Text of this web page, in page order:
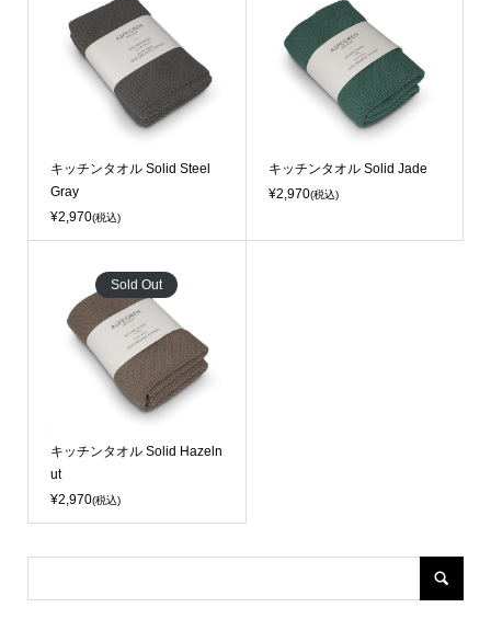
キッチンタオル Solid Steel
Gray
¥2,970(税込)
キッチンタオル Solid Jade
¥2,970(税込)
Sold Out
キッチンタオル Solid Hazeln
ut
¥2,970(税込)